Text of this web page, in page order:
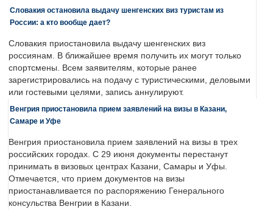
Словакия остановила выдачу шенгенских виз туристам из
России: а кто вообще дает?
Словакия приостановила выдачу шенгенских виз
россиянам. В ближайшее время получить их могут только
спортсмены. Всем заявителям, которые ранее
зарегистрировались на подачу с туристическими, деловыми
или гостевыми целями, запись аннулируют.
Венгрия приостановила прием заявлений на визы в Казани,
Самаре и Уфе
Венгрия приостановила прием заявлений на визы в трех
российских городах. С 29 июня документы перестанут
принимать в визовых центрах Казани, Самары и Уфы.
Отмечается, что прием документов на визы
приостанавливается по распоряжению Генерального
консульства Венгрии в Казани.